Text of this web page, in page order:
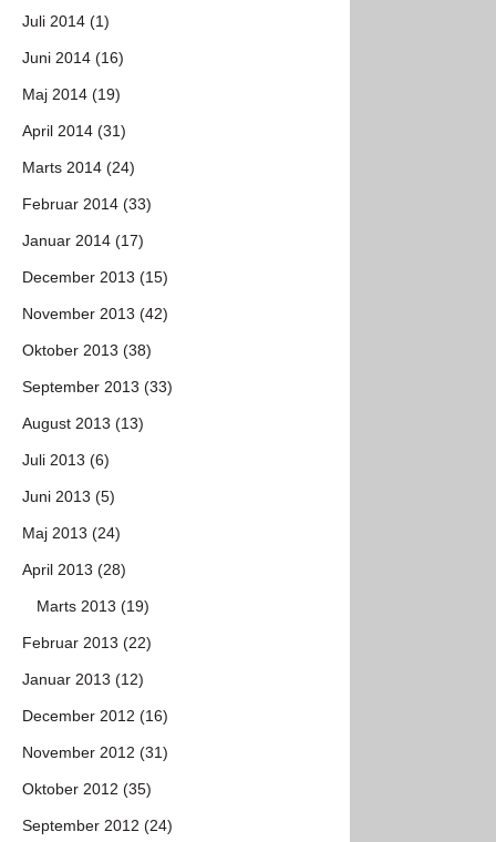
Juli 2014 (1)
Juni 2014 (16)
Maj 2014 (19)
April 2014 (31)
Marts 2014 (24)
Februar 2014 (33)
Januar 2014 (17)
December 2013 (15)
November 2013 (42)
Oktober 2013 (38)
September 2013 (33)
August 2013 (13)
Juli 2013 (6)
Juni 2013 (5)
Maj 2013 (24)
April 2013 (28)
Marts 2013 (19)
Februar 2013 (22)
Januar 2013 (12)
December 2012 (16)
November 2012 (31)
Oktober 2012 (35)
September 2012 (24)